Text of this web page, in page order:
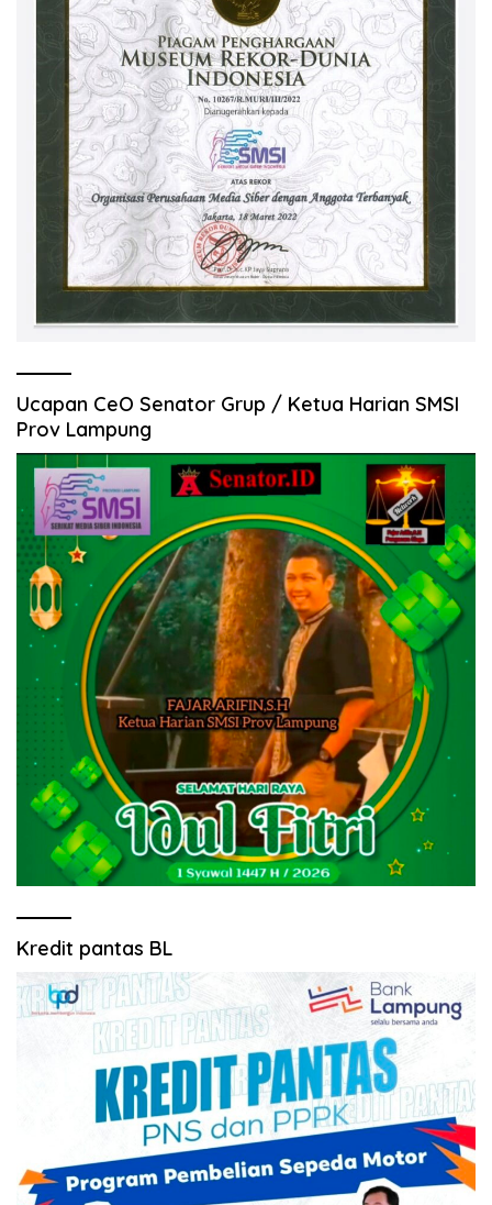
Ucapan CeO Senator Grup / Ketua Harian SMSI
Prov Lampung
Kredit pantas BL